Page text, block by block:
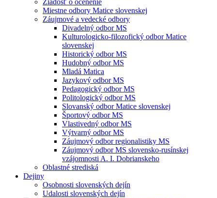
Žiadosť o ocenenie
Miestne odbory Matice slovenskej
Záujmové a vedecké odbory
Divadelný odbor MS
Kulturologicko-filozofický odbor Matice
slovenskej
Historický odbor MS
Hudobný odbor MS
Mladá Matica
Jazykový odbor MS
Pedagogický odbor MS
Politologický odbor MS
Slovanský odbor Matice slovenskej
Športový odbor MS
Vlastivedný odbor MS
Výtvarný odbor MS
Záujmový odbor regionalistiky MS
Záujmový odbor MS slovensko-rusínskej
vzájomnosti A. I. Dobrianskeho
Oblastné strediská
Dejiny
Osobnosti slovenských dejín
Udalosti slovenských dejín